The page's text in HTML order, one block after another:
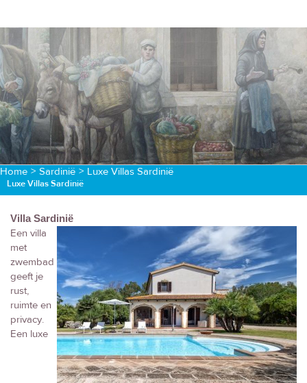
Home > Sardinië > Luxe Villas Sardinië
Luxe Villas Sardinië
Villa Sardinië
Een villa
met
zwembad
geeft je
rust,
ruimte en
privacy.
Een luxe